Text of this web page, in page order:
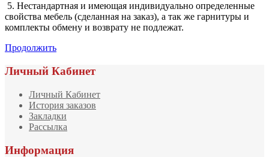
5. Нестандартная и имеющая индивидуально определенные
свойства мебель (сделанная на заказ), а так же гарнитуры и
комплекты обмену и возврату не подлежат.
Продолжить
Личный Кабинет
Личный Кабинет
История заказов
Закладки
Рассылка
Информация